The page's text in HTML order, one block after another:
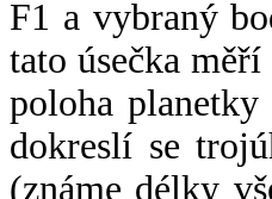
F1 a vybraný
tato úsečka
poloha
dokreslí se
(známe délky